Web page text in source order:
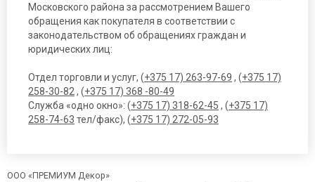
Московского района за рассмотрением Вашего
обращения как покупателя в соответствии с
законодательством об обращениях граждан и
юридических лиц:
Отдел торговли и услуг, (+375 17) 263-97-69 , (+375 17)
258-30-82 , (+375 17) 368 -80-49
Служба «одно окно»: (+375 17) 318-62-45 , (+375 17)
258-74-63 тел/факс), (+375 17) 272-05-93
ООО «ПРЕМИУМ Декор»